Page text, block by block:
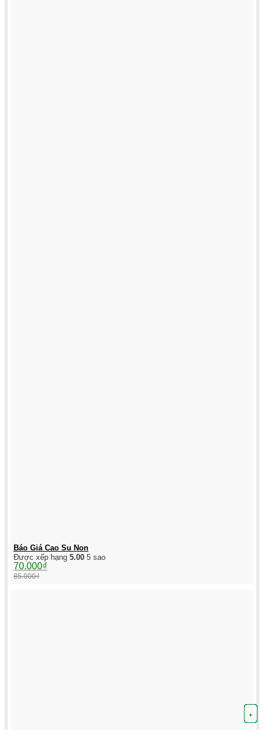
+
+
+
+
+
+
Báo Giá Cao Su Non
Được xếp hạng 5.00 5 sao
85.000₫
Giá
gốc
là:
70.000₫
Giá
hiện
tại
+
+